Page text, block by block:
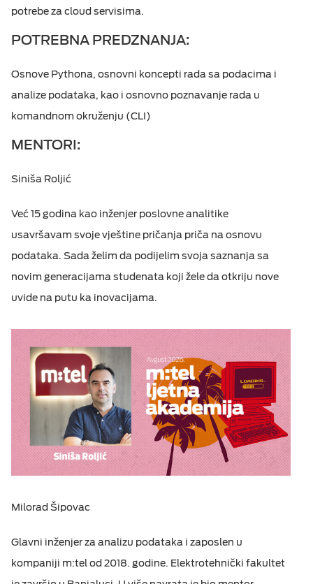
potrebe za cloud servisima.
POTREBNA PREDZNANJA:
Osnove Pythona, osnovni koncepti rada sa podacima i
analize podataka, kao i osnovno poznavanje rada u
komandnom okruženju (CLI)
MENTORI:
Siniša Roljić
Već 15 godina kao inženjer poslovne analitike
usavršavam svoje vještine pričanja priča na osnovu
podataka. Sada želim da podijelim svoja saznanja sa
novim generacijama studenata koji žele da otkriju nove
uvide na putu ka inovacijama.
Milorad Šipovac
Glavni inženjer za analizu podataka i zaposlen u
kompaniji m:tel od 2018. godine. Elektrotehnički fakultet